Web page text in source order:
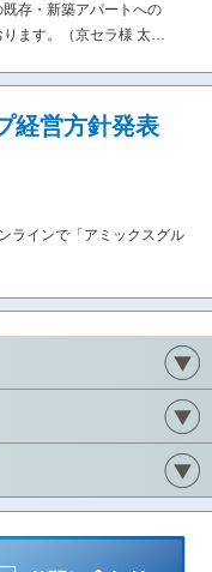
存・新築アパートへの
ります。（京セラ様 太…
経営方針発表
ラインで「アミックスグル